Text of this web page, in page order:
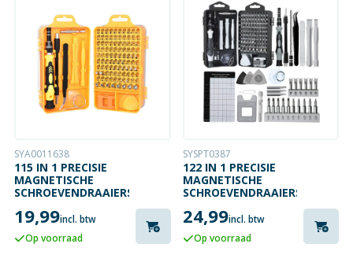
SYA0011638
115 IN 1 PRECISIE
MAGNETISCHE
SCHROEVENDRAAIERSET
19,99incl. btw
Op voorraad
SYSPT0387
122 IN 1 PRECISIE
MAGNETISCHE
SCHROEVENDRAAIERSET
24,99incl. btw
Op voorraad